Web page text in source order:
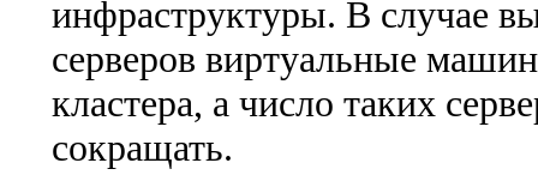
инфраструктуры. В случае
серверов виртуальные
кластера, а число таких
сокращать.